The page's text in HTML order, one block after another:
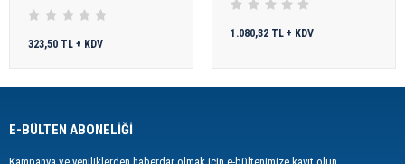
323,50 TL + KDV
1.080,32 TL + KDV
E-BÜLTEN ABONELİĞİ